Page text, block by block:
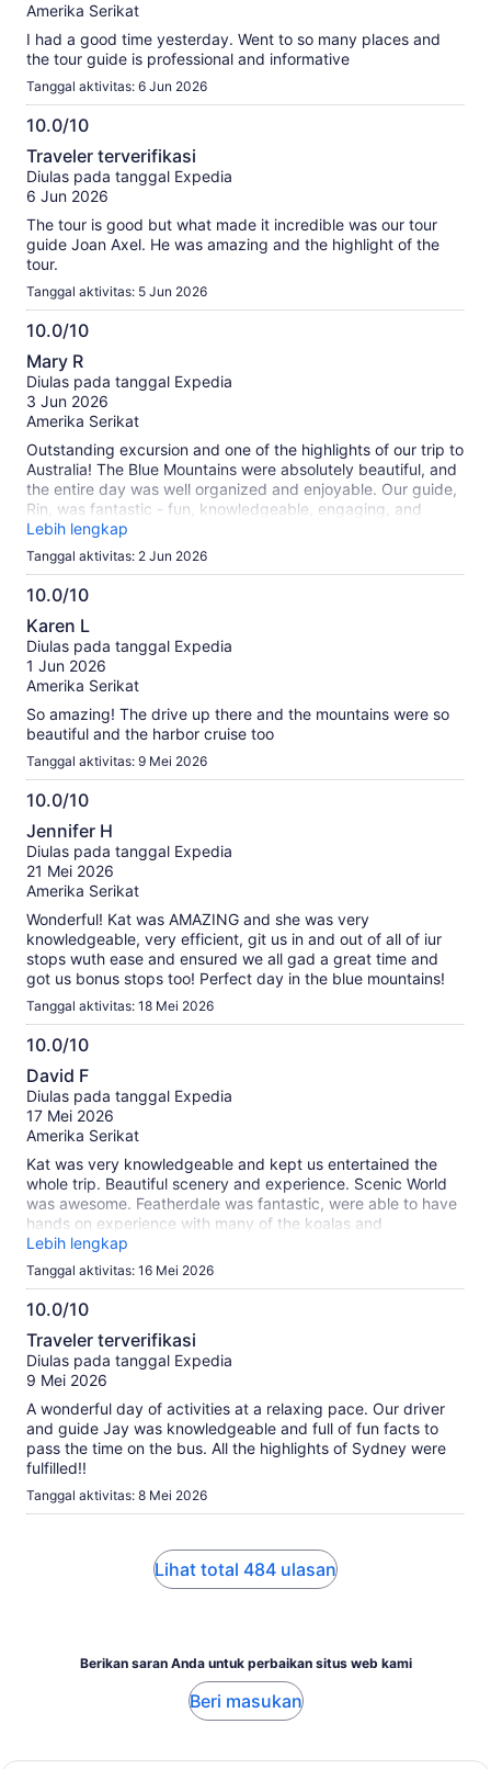
Amerika Serikat
I had a good time yesterday. Went to so many places and
the tour guide is professional and informative
Tanggal aktivitas: 6 Jun 2026
10.0/10
10.0
dari
10
Traveler terverifikasi
Diulas pada tanggal Expedia
6 Jun 2026
The tour is good but what made it incredible was our tour
guide Joan Axel. He was amazing and the highlight of the
tour.
Tanggal aktivitas: 5 Jun 2026
10.0/10
10.0
dari
10
Mary R
Diulas pada tanggal Expedia
3 Jun 2026
Amerika Serikat
Outstanding excursion and one of the highlights of our trip to
Australia! The Blue Mountains were absolutely beautiful, and
the entire day was well organized and enjoyable. Our guide,
Rin, was fantastic - fun, knowledgeable, engaging, and
clearly passionate about the area. She shared interesting
information throughout the tour while keeping the group
entertained and on schedule. I would highly recommend this
excursion to anyone visiting Sydney and looking to
experience the Blue Mountains.
Lebih lengkap
Tanggal aktivitas: 2 Jun 2026
10.0/10
10.0
dari
10
Karen L
Diulas pada tanggal Expedia
1 Jun 2026
Amerika Serikat
So amazing! The drive up there and the mountains were so
beautiful and the harbor cruise too
Tanggal aktivitas: 9 Mei 2026
10.0/10
10.0
dari
10
Jennifer H
Diulas pada tanggal Expedia
21 Mei 2026
Amerika Serikat
Wonderful! Kat was AMAZING and she was very
knowledgeable, very efficient, git us in and out of all of iur
stops wuth ease and ensured we all gad a great time and
got us bonus stops too! Perfect day in the blue mountains!
Tanggal aktivitas: 18 Mei 2026
10.0/10
10.0
dari
10
David F
Diulas pada tanggal Expedia
17 Mei 2026
Amerika Serikat
Kat was very knowledgeable and kept us entertained the
whole trip. Beautiful scenery and experience. Scenic World
was awesome. Featherdale was fantastic, were able to have
hands on experience with many of the koalas and
kangaroos.
Lebih lengkap
Tanggal aktivitas: 16 Mei 2026
10.0/10
10.0
dari
10
Traveler terverifikasi
Diulas pada tanggal Expedia
9 Mei 2026
A wonderful day of activities at a relaxing pace. Our driver
and guide Jay was knowledgeable and full of fun facts to
pass the time on the bus. All the highlights of Sydney were
fulfilled!!
Tanggal aktivitas: 8 Mei 2026
Lihat total 484 ulasan
Berikan saran Anda untuk perbaikan situs web kami
Beri masukan